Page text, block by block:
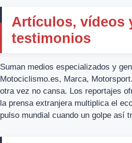
Artículos, vídeos
testimonios
Suman medios especializados y
Motociclismo.es, Marca,
otra vez no cansa. Los reportajes
la prensa extranjera multiplica el
pulso mundial cuando un golpe así